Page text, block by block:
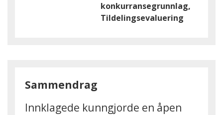
konkurransegrunnlag,
Tildelingsevaluering
Sammendrag
Innklagede kunngjorde en åpen